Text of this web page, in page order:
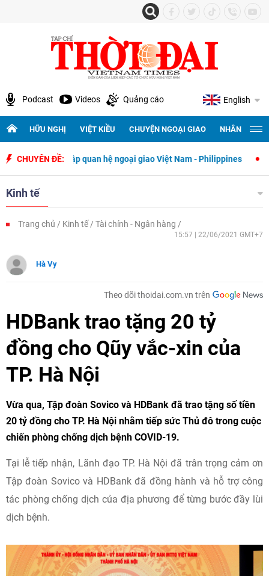
Podcast Videos Quảng cáo English
HỮU NGHỊ VIỆT KIỀU CHUYỆN NGOẠI GIAO NHÂN
CHUYÊN ĐỀ:
thiết lập quan hệ ngoại giao Việt Nam - Philippines 500 ngày
Kinh tế
Trang chủ Kinh tế Tài chính - Ngân hàng
15:57 | 22/06/2021 GMT+7
Hà Vy
Theo dõi thoidai.com.vn trên
HDBank trao tặng 20 tỷ
đồng cho Qũy vắc-xin của
TP. Hà Nội
Vừa qua, Tập đoàn Sovico và HDBank đã trao tặng số tiền
20 tỷ đồng cho TP. Hà Nội nhằm tiếp sức Thủ đô trong cuộc
chiến phòng chống dịch bệnh COVID-19.
Tại lễ tiếp nhận, Lãnh đạo TP. Hà Nội đã trân trọng cảm ơn
Tập đoàn Sovico và HDBank đã đồng hành và hỗ trợ công
tác phòng chống dịch của địa phương để từng bước đầy lùi
dịch bệnh.